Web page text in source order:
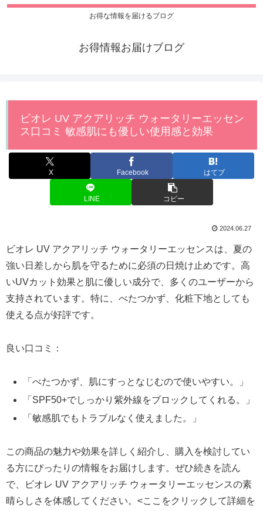
お得な情報を届けるプログ
お得情報お届けブログ
ビオレ UV アクアリッチ ウォータリーエッセン
ス口コミ 敏感肌にも優しい使用感と効果
X Facebook はてブ
LINE コピー
2024.06.27
ビオレ UV アクアリッチ ウォータリーエッセンスは、夏の
強い日差しから肌を守るために必須の日焼け止めです。高
いUVカット効果と肌に優しい成分で、多くのユーザーから
支持されています。特に、べたつかず、化粧下地としても
使える点が好評です。
良い口コミ：
「べたつかず、肌にすっとなじむので使いやすい。」
「SPF50+でしっかり紫外線をブロックしてくれる。」
「敏感肌でもトラブルなく使えました。」
この商品の魅力や効果を詳しく紹介し、購入を検討してい
る方にぴったりの情報をお届けします。ぜひ続きを読ん
で、ビオレ UV アクアリッチ ウォータリーエッセンスの素
晴らしさを体感してください。<ここをクリックして詳細を